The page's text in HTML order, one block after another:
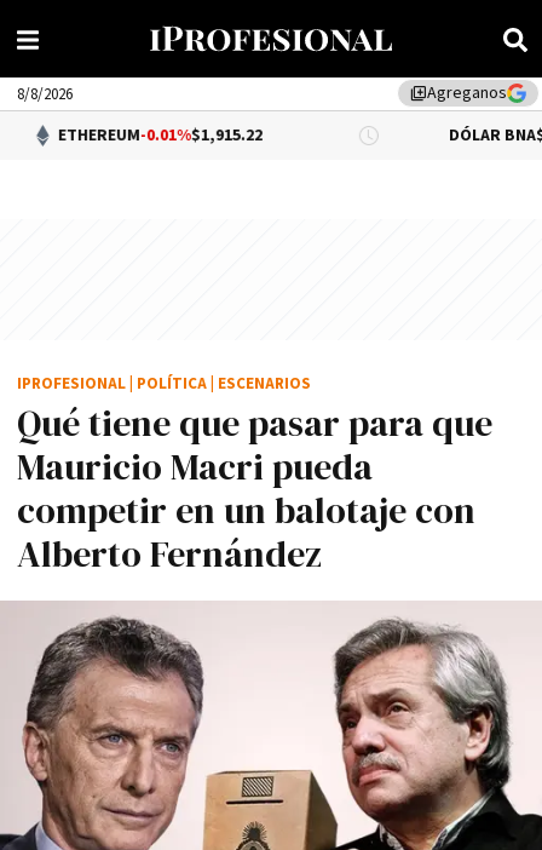
library_addAgreganos
8/8/2026
-0.01%$1,915.22 DÓLAR BNA $1,520.00
Qué tiene que pasar para que
Mauricio Macri pueda
competir en un balotaje con
Alberto Fernández
IPROFESIONAL POLÍTICA ESCENARIOS